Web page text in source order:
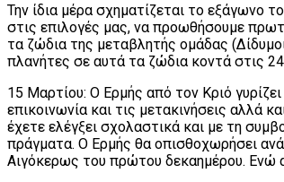
Την ίδια μέρα σχηματίζεται το εξάγωνο
στις επιλογές μας, να προωθήσουμε
τα ζώδια της μεταβλητής ομάδας
πλανήτες σε αυτά τα ζώδια κοντά στις 24
15 Μαρτίου: Ο Ερμής από τον Κριό
επικοινωνία και τις μετακινήσεις αλλά
έχετε ελέγξει σχολαστικά και με τη
πράγματα. Ο Ερμής θα οπισθοχωρήσει
Αιγόκερως του πρώτου δεκαημέρου. Ενώ